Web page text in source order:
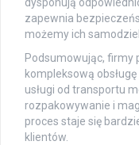
zapewnia
możemy ich
Podsumowując,
kompleksową
usługi od transportu
rozpakowywanie i
proces staje się
klientów.